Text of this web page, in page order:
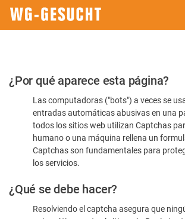
Por
favor,
confirme
humano
¿Por qué aparece esta página?
Las computadoras ("bots") a veces se
entradas automáticas abusivas en una
todos los sitios web utilizan Captchas
humano o una máquina rellena un
Captchas son fundamentales para
los servicios.
¿Qué se debe hacer?
Resolviendo el captcha asegura que